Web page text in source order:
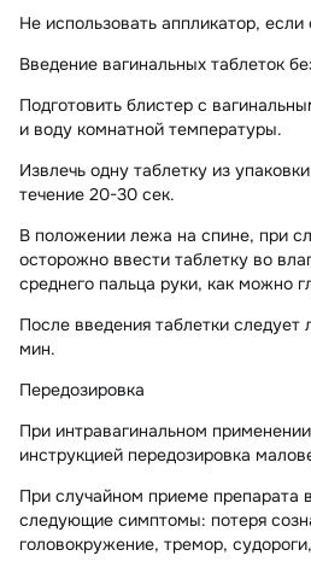
Не использовать аппликатор,
Введение вагинальных таблеток
Подготовить блистер с
и воду комнатной температуры.
Извлечь одну таблетку из
течение 20-30 сек.
В положении лежа на спине, при
осторожно ввести таблетку во
среднего пальца руки, как можно
После введения таблетки следует
мин.
Передозировка
При интравагинальном
инструкцией передозировка
При случайном приеме препарата
следующие симптомы: потеря
головокружение, тремор,